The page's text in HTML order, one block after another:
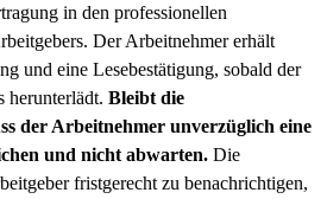
in den professionellen
Der Arbeitnehmer erhält
und eine Lesebestätigung, sobald der
herunterlädt. Bleibt die
der Arbeitnehmer unverzüglich eine
und nicht abwarten. Die
fristgerecht zu benachrichtigen,